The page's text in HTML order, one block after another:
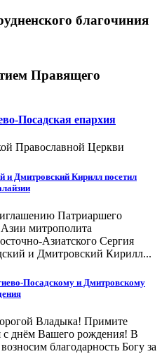
благочиния
Правящего
Посадская епархия
Православной Церкви
и Дмитровский Кирилл посетил
Патриаршего
митрополита
Азиатского Сергия
и Дмитровский Кирилл...
Посадскому и Дмитровскому
Владыка! Примите
с днём Вашего рождения! В
благодарность Богу за